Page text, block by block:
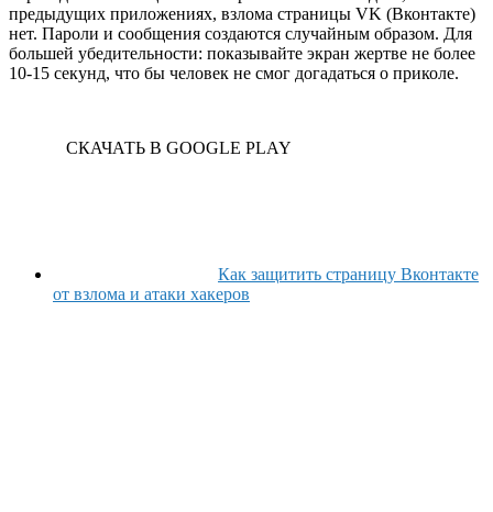
предыдущих приложениях, взлома страницы VK (Вконтакте)
нет. Пароли и сообщения создаются случайным образом. Для
большей убедительности: показывайте экран жертве не более
10-15 секунд, что бы человек не смог догадаться о приколе.
СКАЧАТЬ В GOOGLE PLAY
Как защитить страницу Вконтакте
от взлома и атаки хакеров